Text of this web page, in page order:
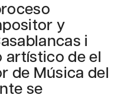
y
i
artístico de el
de Música del
se